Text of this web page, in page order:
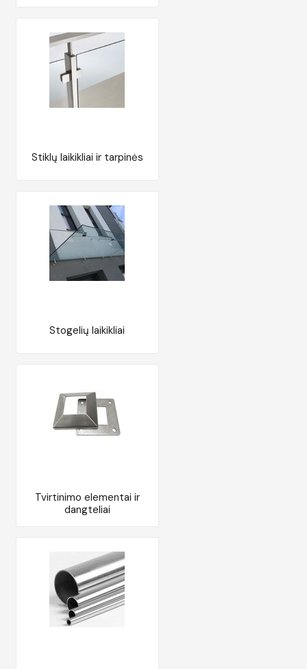
Stiklų laikikliai ir tarpinės
Stogelių laikikliai
Tvirtinimo elementai ir
dangteliai